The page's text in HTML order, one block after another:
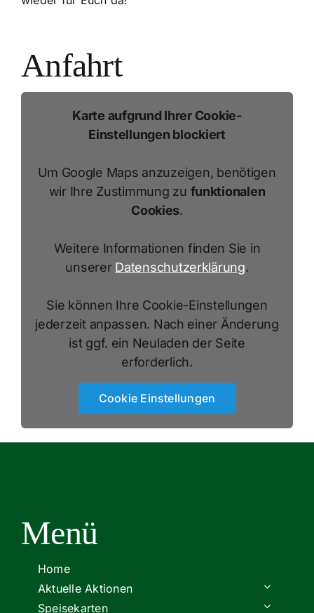
Anfahrt
Karte aufgrund Ihrer Cookie-
Einstellungen blockiert
Um Google Maps anzuzeigen, benötigen
wir Ihre Zustimmung zu funktionalen
Cookies.
Weitere Informationen finden Sie in
unserer Datenschutzerklärung.
Sie können Ihre Cookie-Einstellungen
jederzeit anpassen. Nach einer Änderung
ist ggf. ein Neuladen der Seite
erforderlich.
Cookie Einstellungen
Menü
Home
Aktuelle Aktionen
Speisekarten